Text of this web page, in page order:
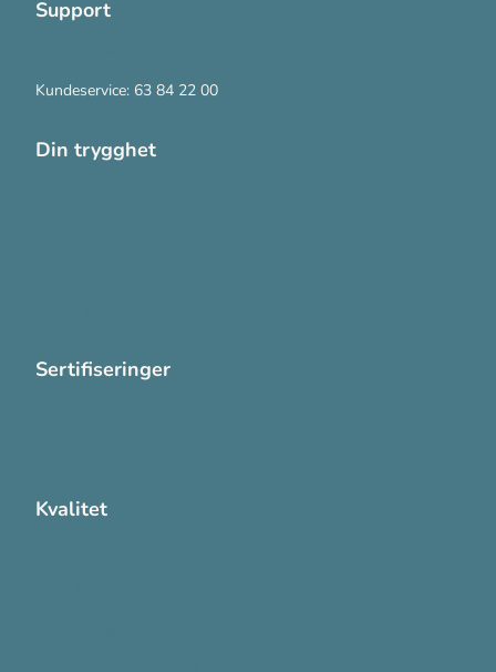
Support
Kundeservice: 63 84 22 00
Din trygghet
Sertifiseringer
Kvalitet